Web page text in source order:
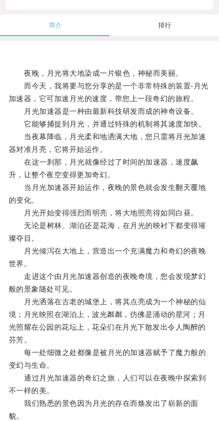
简介 排行
夜晚，月光将大地染成一片银色，神秘而美丽。
而今天，我将要与您分享的是一个非常特殊的装置-月光
加速器，它可加速月光的速度，带您上一段奇幻的旅程。
月光加速器是一种由最新科技研发而成的神奇设备。
它能够捕捉到月光，并通过特殊的机制将其速度加快。
当夜幕降临，月光柔和地洒满大地，您只需将月光加速
器对准月亮，它将开始运作。
在这一刹那，月光就像经过了时间的加速器，速度飙
升，让整个夜空变得更加奇幻。
当月光加速器开始运作，夜晚的景色就会发生翻天覆地
的变化。
月光开始变得强烈而明亮，将大地照亮得如同白昼。
无论是树林、湖泊还是花海，在月光的映衬下都变得璀
璨夺目。
月光倾泻在大地上，营造出一个充满魔力和奇幻的夜晚
世界。
走进这个由月光加速器创造的夜晚奇境，您会发现梦幻
般的景象随处可见。
月光洒落在古老的城堡上，将其点亮成为一个神秘的仙
境；月光映照在湖泊上，波光粼粼，仿佛是涌动的星河；月
光照耀在公园的花坛上，花朵们在月光下散发出令人陶醉的
芬芳。
每一处细微之处都像是被月光的加速器赋予了魔力般的
变幻与生命。
通过月光加速器的奇幻之旅，人们可以在夜晚中探索到
不一样的美。
我们熟悉的景色因为月光的存在而焕发出了崭新的面
貌。